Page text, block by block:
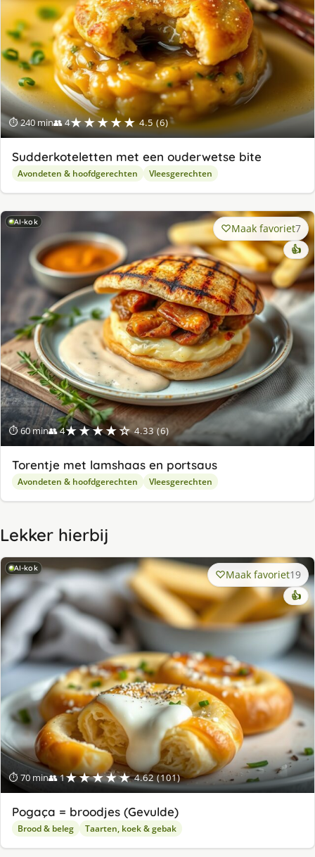
⏱ 240 min👥 4★★★★★ 4.5 (6)
Sudderkoteletten met een ouderwetse bite
Avondeten & hoofdgerechten Vleesgerechten
AI-kok
⏱ 60 min👥 4★★★★☆ 4.33 (6)
Maak favoriet7
👍
Torentje met lamshaas en portsaus
Avondeten & hoofdgerechten Vleesgerechten
Lekker hierbij
AI-kok
⏱ 70 min👥 1★★★★★ 4.62 (101)
Maak favoriet19
👍
Pogaça = broodjes (Gevulde)
Brood & beleg Taarten, koek & gebak